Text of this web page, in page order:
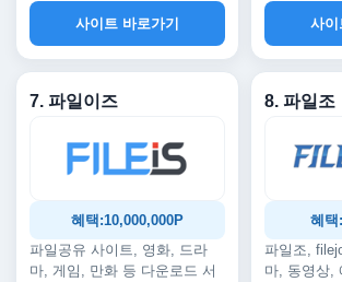
사이트 바로가기
사이
7. 파일이즈
혜택:10,000,000P
파일공유 사이트, 영화, 드라
마, 게임, 만화 등 다운로드 서
8. 파일조
혜택
파일조,
마, 동영상,